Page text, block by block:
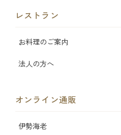
レストラン
お料理のご案内
法人の方へ
オンライン通販
伊勢海老